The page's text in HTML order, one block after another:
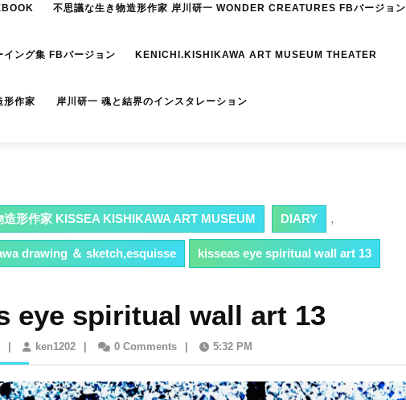
不思議な生き物造形作家 岸川研一 WONDER CREATURES FBバージョン
イング集 FBバージョン KENICHI.KISHIKAWA ART MUSEUM THEATER
形作家 岸川研一 魂と結界のインスタレーション
造形作家 KISSEA KISHIKAWA ART MUSEUM DIARY ,
drawing ＆ sketch,esquisse kisseas eye spiritual wall art 13
eye spiritual wall art 13
2023
年
月
ken1202ken12020 Comments 5:32 PM